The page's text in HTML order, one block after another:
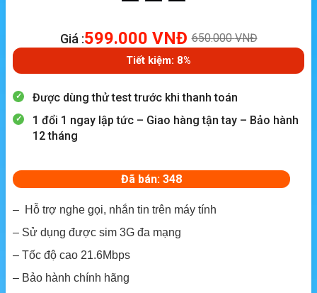
Giá :599.000 VNĐ 650.000VNĐ
Tiết kiệm: 8%
Được dùng thử test trước khi thanh toán
1 đổi 1 ngay lập tức – Giao hàng tận tay – Bảo hành
12 tháng
Đã bán: 348
– Hỗ trợ nghe gọi, nhắn tin trên máy tính
– Sử dụng được sim 3G đa mạng
– Tốc độ cao 21.6Mbps
– Bảo hành chính hãng